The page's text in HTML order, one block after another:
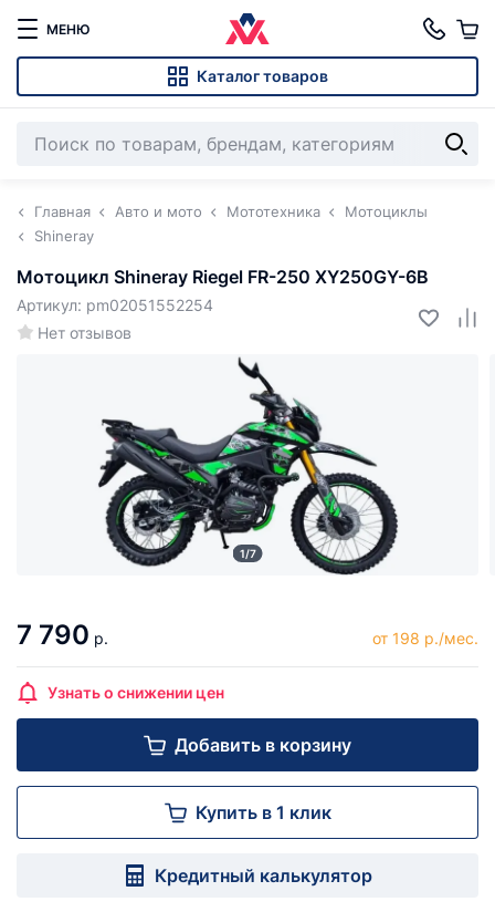
МЕНЮ
Каталог товаров
Главная Авто и мото Мототехника
Мотоциклы
Shineray
Мотоцикл Shineray Riegel FR-250 XY250GY-6B
Нет отзывов
Артикул: pm02051552254
1/7
7 790 р. от 198 р./мес.
Узнать о снижении цен
Добавить в корзину
Купить в 1 клик
Кредитный калькулятор